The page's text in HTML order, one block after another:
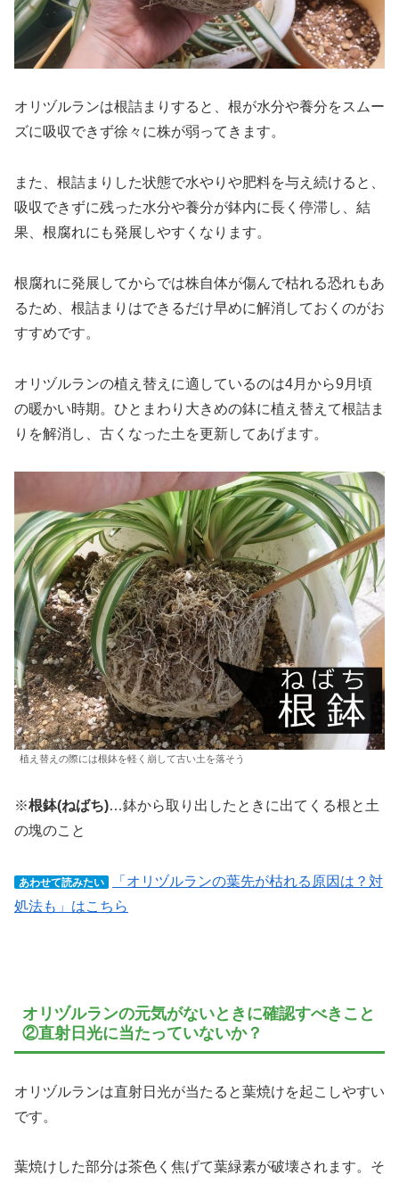
オリヅルランは根詰まりすると、根が水分や養分をスムー
ズに吸収できず徐々に株が弱ってきます。
また、根詰まりした状態で水やりや肥料を与え続けると、
吸収できずに残った水分や養分が鉢内に長く停滞し、結
果、根腐れにも発展しやすくなります。
根腐れに発展してからでは株自体が傷んで枯れる恐れもあ
るため、根詰まりはできるだけ早めに解消しておくのがお
すすめです。
オリヅルランの植え替えに適しているのは4月から9月頃
の暖かい時期。ひとまわり大きめの鉢に植え替えて根詰ま
りを解消し、古くなった土を更新してあげます。
植え替えの際には根鉢を軽く崩して古い土を落そう
※根鉢(ねばち)…鉢から取り出したときに出てくる根と土
の塊のこと
あわせて読みたい
「オリヅルランの葉先が枯れる原因は？対
処法も」はこちら
オリヅルランの元気がないときに確認すべきこと
②直射日光に当たっていないか？
オリヅルランは直射日光が当たると葉焼けを起こしやすい
です。
葉焼けした部分は茶色く焦げて葉緑素が破壊されます。そ